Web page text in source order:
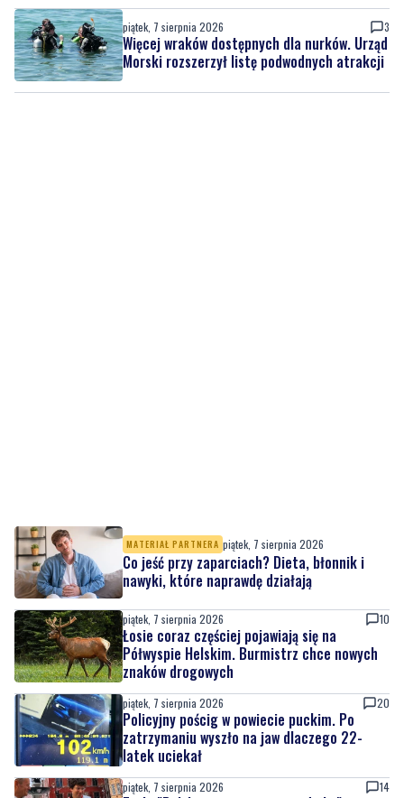
piątek, 7 sierpnia 2026 3
Więcej wraków dostępnych dla nurków. Urząd
Morski rozszerzył listę podwodnych atrakcji
MATERIAŁ PARTNERA piątek, 7 sierpnia 2026
Co jeść przy zaparciach? Dieta, błonnik i
nawyki, które naprawdę działają
piątek, 7 sierpnia 2026 10
Łosie coraz częściej pojawiają się na
Półwyspie Helskim. Burmistrz chce nowych
znaków drogowych
piątek, 7 sierpnia 2026 20
Policyjny pościg w powiecie puckim. Po
zatrzymaniu wyszło na jaw dlaczego 22-
latek uciekał
piątek, 7 sierpnia 2026 14